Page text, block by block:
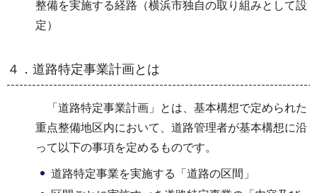
整備を実施する経路（横浜市独自の取り組みとして設
定）
４．道路特定事業計画とは
「道路特定事業計画」とは、基本構想で定められた
重点整備地区内において、道路管理者が基本構想に沿
って以下の事項を定めるものです。
道路特定事業を実施する「道路の区間」